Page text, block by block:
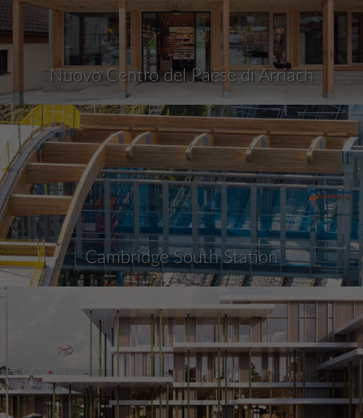
Nuovo Centro del Paese di Arriach
Cambridge South Station